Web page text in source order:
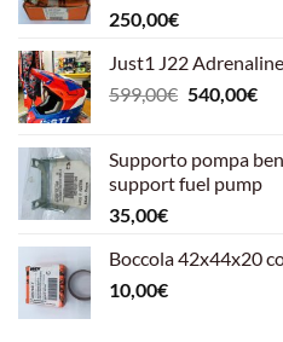
250,00€
Just1 J22
599,00€ Il
era:
599,00€.
540,00€Il
è:
Supporto pompa
support fuel pump
35,00€
Boccola 42x44x20
10,00€